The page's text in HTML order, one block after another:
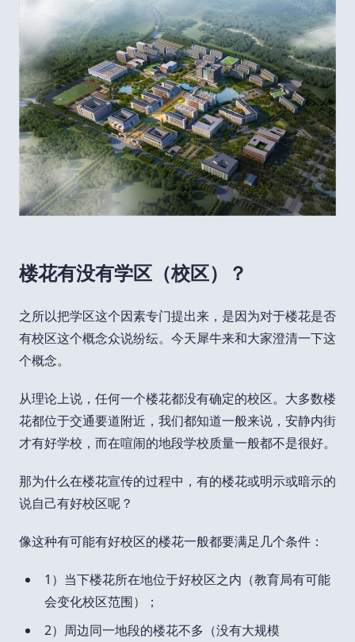
楼花有没有学区（校区）？
之所以把学区这个因素专门提出来，是因为对于楼花是否
有校区这个概念众说纷纭。今天犀牛来和大家澄清一下这
个概念。
从理论上说，任何一个楼花都没有确定的校区。大多数楼
花都位于交通要道附近，我们都知道一般来说，安静内街
才有好学校，而在喧闹的地段学校质量一般都不是很好。
那为什么在楼花宣传的过程中，有的楼花或明示或暗示的
说自己有好校区呢？
像这种有可能有好校区的楼花一般都要满足几个条件：
1）当下楼花所在地位于好校区之内（教育局有可能
会变化校区范围）；
2）周边同一地段的楼花不多（没有大规模